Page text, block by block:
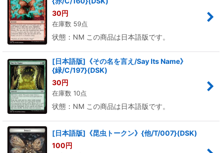
30円
在庫数 59点
状態：NM この商品は日本語版です。
[日本語版]《その名を言え/Say Its Name》
{緑/C/197}(DSK)
30円
在庫数 10点
状態：NM この商品は日本語版です。
[日本語版]《昆虫トークン》{他/T/007}(DSK)
100円